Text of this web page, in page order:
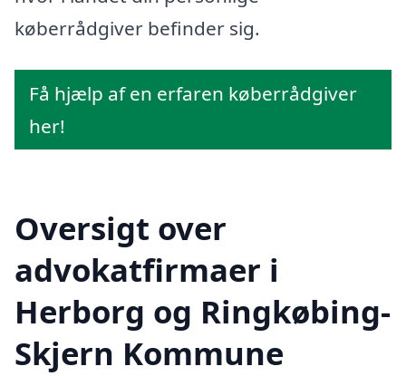
køberrådgiver befinder sig.
Få hjælp af en erfaren køberrådgiver
her!
Oversigt over
advokatfirmaer i
Herborg og Ringkøbing-
Skjern Kommune